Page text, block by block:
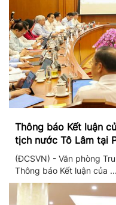
Thông báo Kết luận
tịch nước Tô Lâm tại
ương thực hiện Nghị
(ĐCSVN) - Văn phòng
Thông báo Kết luận của ...